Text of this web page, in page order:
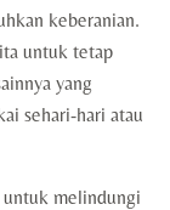
keberanian.
untuk tetap
yang
sehari-hari atau
untuk melindungi